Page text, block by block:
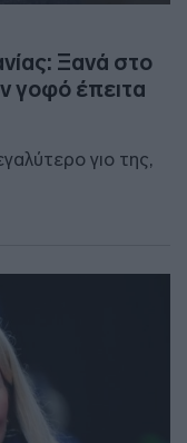
Ξανά στο
γοφό έπειτα
γιο της,